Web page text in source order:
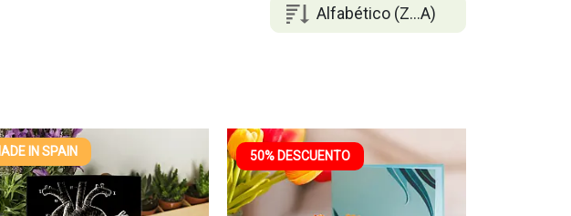
Alfabético (Z...A)
IN SPAIN 50% DESCUENTO